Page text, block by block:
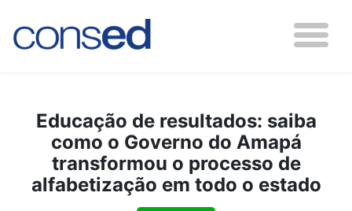
Educação de resultados: saiba
como o Governo do Amapá
transformou o processo de
alfabetização em todo o estado